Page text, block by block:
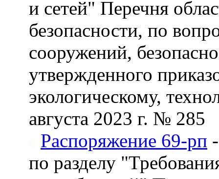
и сетей" Перечня
безопасности, по
сооружений,
утвержденного
экологическому,
августа 2023 г. № 285
Распоряжение 69-рп
по разделу